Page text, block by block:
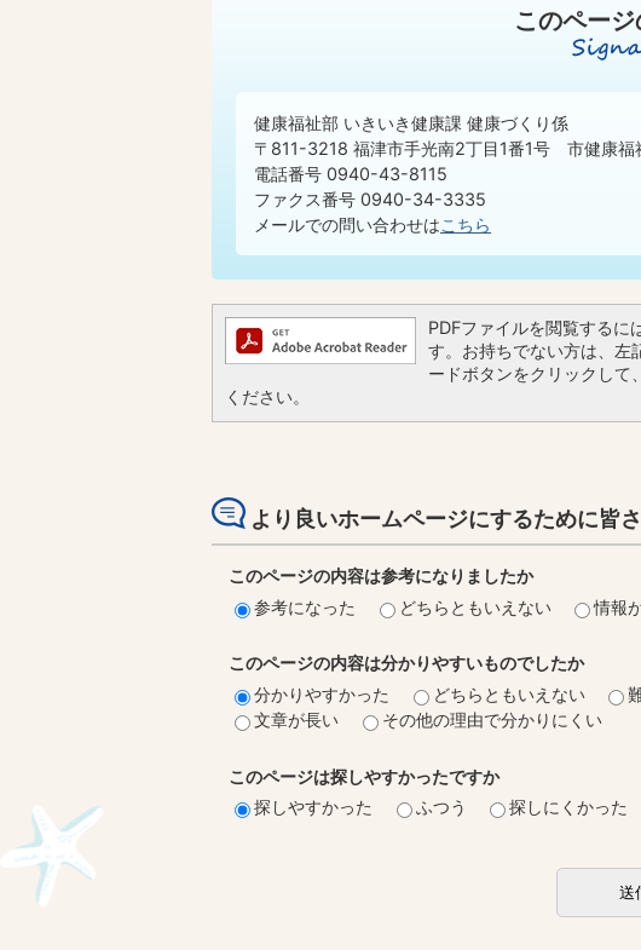
このペー
健康福祉部 いきいき健康課 健康づくり係
〒811-3218 福津市手光南2丁目1番1号 市健康福
電話番号 0940-43-8115
ファクス番号 0940-34-3335
メールでの問い合わせはこちら
PDFファイルを閲覧する
す。お持ちでない方は、
ードボタンをクリックして
ください。
より良いホームページにするために皆
このページの内容は参考になりましたか
参考になった
どちらともいえない 情報
このページの内容は分かりやすいものでしたか
分かりやすかった
どちらともいえない
文章が長い
その他の理由で分かりにくい
このページは探しやすかったですか
探しやすかった
ふつう 探しにくかった